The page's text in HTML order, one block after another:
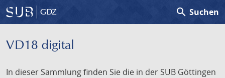
GDZ search Suchen
VD18 digital
In dieser Sammlung finden Sie die in der SUB Göttingen